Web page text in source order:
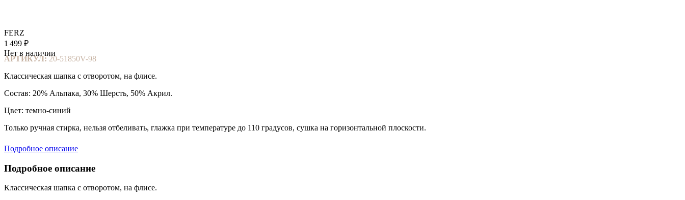
FERZ
1 499 ₽
Нет в наличии
АРТИКУЛ:20-51850V-98
Классическая шапка с отворотом, на флисе.
Состав: 20% Альпака, 30% Шерсть, 50% Акрил.
Цвет: темно-синий
Только ручная стирка, нельзя отбеливать, глажка при температуре до 110 градусов, сушка на горизонтальной плоскости.
Подробное описание
Подробное описание
Классическая шапка с отворотом, на флисе.